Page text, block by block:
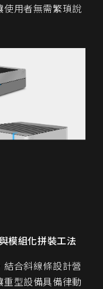
用者無需繁瑣說
模組化拼裝工法
合斜線條設計營
型設備具備律動